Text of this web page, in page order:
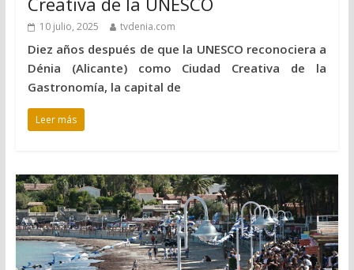
10 julio, 2025 tvdenia.com
Diez años después de que la UNESCO reconociera a
Dénia (Alicante) como Ciudad Creativa de la
Gastronomía, la capital de
Leer más